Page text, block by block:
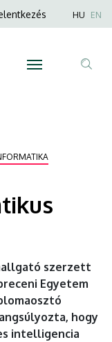
HU EN
szerzett
Egyetem
hogy
intelligencia